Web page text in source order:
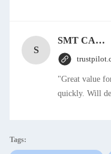
S
SMT CAP Type Box Header Connector 1.27mm Pitch Gold Flash Contact Plating
"Great value
quickly. Will
Tags: